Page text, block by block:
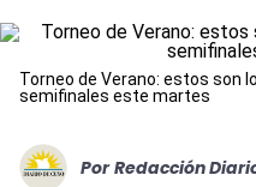
Torneo de Verano: estos son
semifinales este martes
Por Redacción